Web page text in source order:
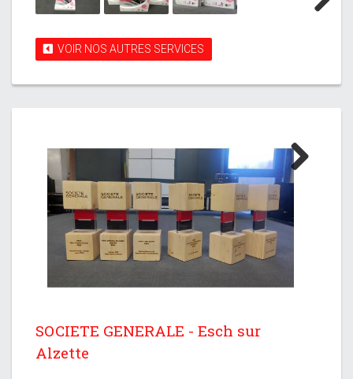
VOIR NOS AUTRES SERVICES
Next
SOCIETE GENERALE - Esch sur
Alzette